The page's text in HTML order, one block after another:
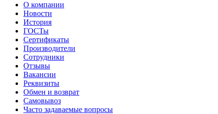
О компании
Новости
История
ГОСТы
Сертификаты
Производители
Сотрудники
Отзывы
Вакансии
Реквизиты
Обмен и возврат
Самовывоз
Часто задаваемые вопросы